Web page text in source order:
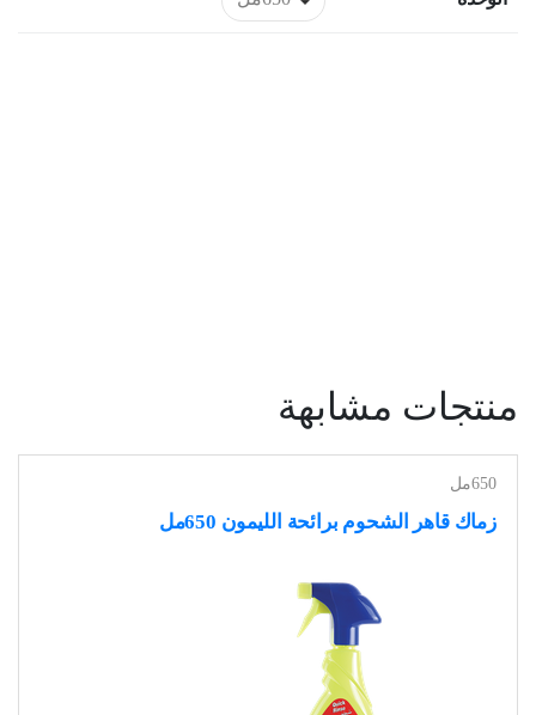
منتجات مشابهة
650مل
زماك قاهر الشحوم برائحة الليمون 650مل